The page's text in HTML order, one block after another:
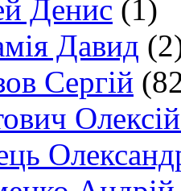
Денис (1)
Давид
Сергій